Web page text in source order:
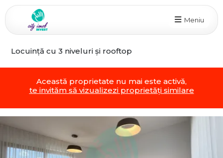
Meniu
Locuință cu 3 niveluri și rooftop
Această proprietate nu mai este activă,
te invităm să vizualizezi proprietăți similare